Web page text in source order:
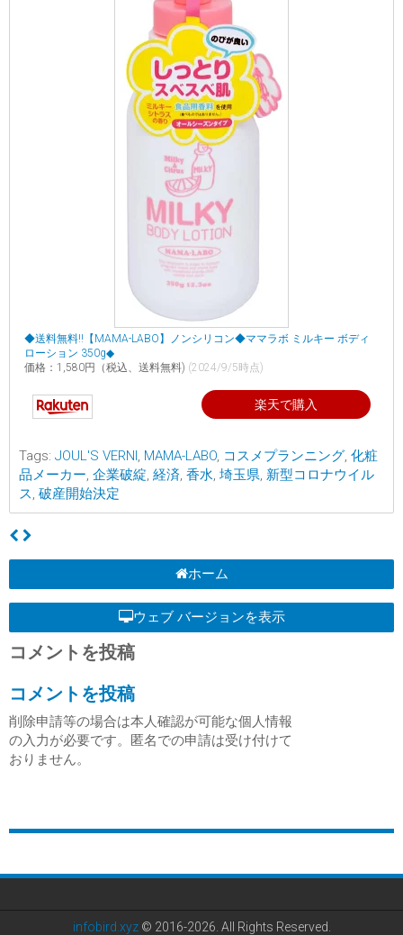
◆送料無料!!【MAMA-LABO】ノンシリコン◆ママラボ ミルキー ボディ
ローション 350g◆
価格：1,580円（税込、送料無料) (2024/9/5時点)
楽天で購入
Tags: JOUL'S VERNI, MAMA-LABO, コスメプランニング, 化粧
品メーカー, 企業破綻, 経済, 香水, 埼玉県, 新型コロナウイル
ス, 破産開始決定
ホーム
ウェブ バージョンを表示
コメントを投稿
コメントを投稿
削除申請等の場合は本人確認が可能な個人情報
の入力が必要です。匿名での申請は受け付けて
おりません。
infobird.xyz© 2016-2026. All Rights Reserved.